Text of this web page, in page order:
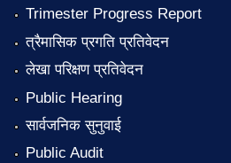
Trimester Progress Report
त्रैमासिक प्रगति प्रतिवेदन
लेखा परिक्षण प्रतिवेदन
Public Hearing
सार्वजनिक सुनुवाई
Public Audit